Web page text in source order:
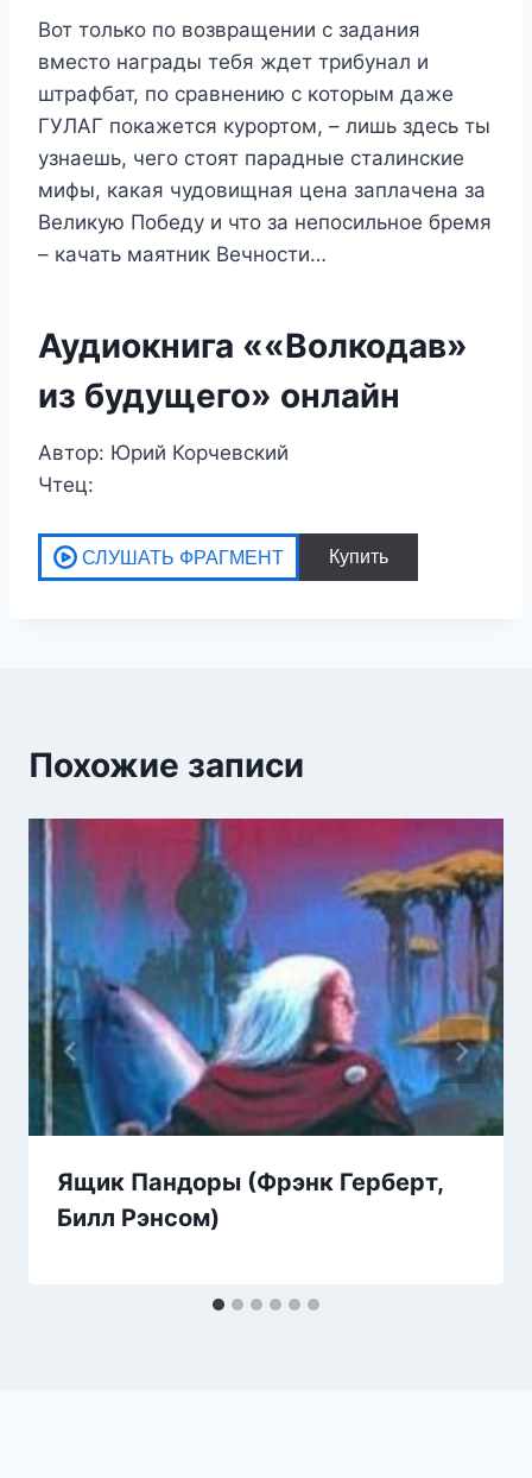
Вот только по возвращении с задания
вместо награды тебя ждет трибунал и
штрафбат, по сравнению с которым даже
ГУЛАГ покажется курортом, – лишь здесь ты
узнаешь, чего стоят парадные сталинские
мифы, какая чудовищная цена заплачена за
Великую Победу и что за непосильное бремя
– качать маятник Вечности…
Аудиокнига ««Волкодав»
из будущего» онлайн
Автор: Юрий Корчевский
Чтец:
Похожие записи
Ящик Пандоры (Фрэнк Герберт,
Билл Рэнсом)